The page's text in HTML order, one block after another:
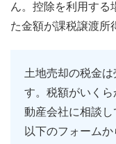
ん。控除を利用する
た金額が課税譲渡所
土地売却の税金
す。税額がいく
動産会社に相談し
以下のフォーム